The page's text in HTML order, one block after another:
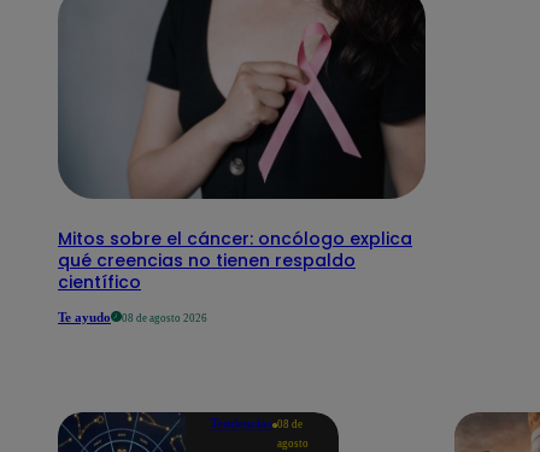
Mitos sobre el cáncer: oncólogo explica
qué creencias no tienen respaldo
científico
Te ayudo 08 de agosto 2026
Tendencias 08 de
agosto